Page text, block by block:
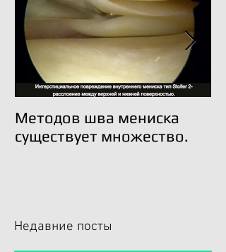
Методов шва мениска
существует множество.
Недавние посты